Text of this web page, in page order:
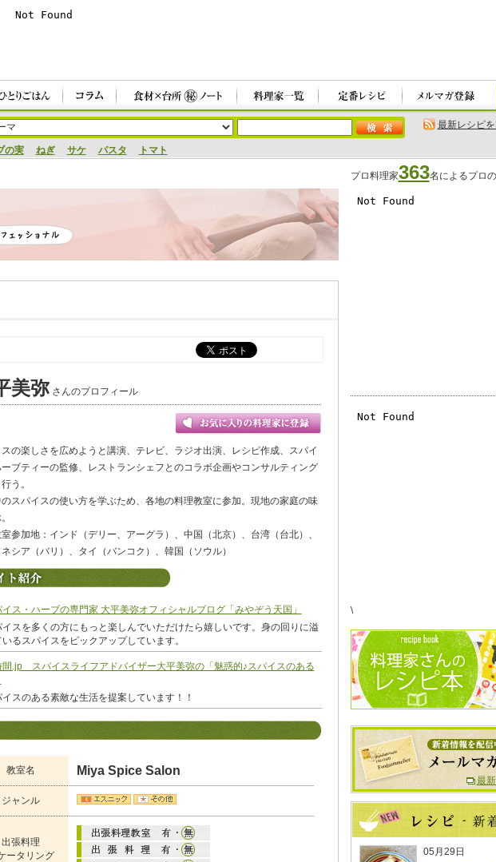
の実 ねぎ サケ パスタ トマト
最新レシピ
プロ料理家363名によるプロ
美弥さんのプロフィール
の楽しさを広めようと講演、テレビ、ラジオ出演、レシピ作成、スパイ
ブティーの監修、レストランシェフとのコラボ企画やコンサルティング
う。
スパイスの使い方を学ぶため、各地の料理教室に参加。現地の家庭の味
参加地：インド（デリー、アーグラ）、中国（北京）、台湾（台北）、
シア（バリ）、タイ（バンコク）、韓国（ソウル）
ス・ハーブの専門家 大平美弥オフィシャルブログ「みやぞう天国」
イスを多くの方にもっと楽しんでいただけたら嬉しいです。身の回りに溢
るスパイスをピックアップしています。
間.jp スパイスライフアドバイザー大平美弥の「魅惑的♪スパイスのある
スのある素敵な生活を提案しています！！
教室名 Miya Spice Salon
ジャンル
出張料理
ータリング
\
最
05月29日